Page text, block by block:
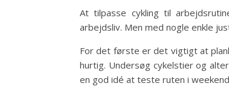
At tilpasse cykling til
arbejdsliv. Men med nogle enkle
For det første er det vigtigt at
hurtig. Undersøg cykelstier og
en god idé at teste ruten i